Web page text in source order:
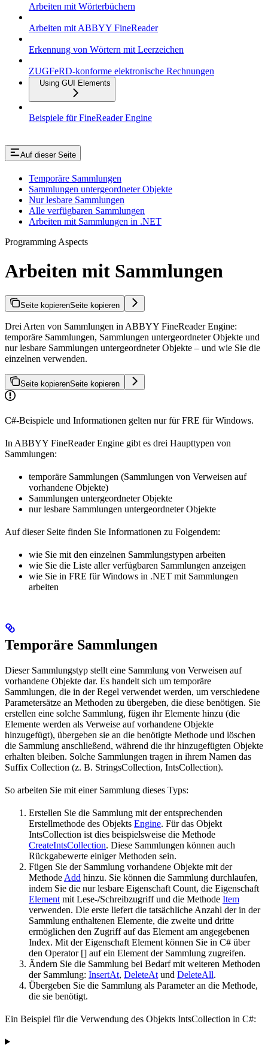
Arbeiten mit Wörterbüchern
Arbeiten mit ABBYY FineReader
Erkennung von Wörtern mit Leerzeichen
ZUGFeRD-konforme elektronische Rechnungen
Using GUI Elements
Beispiele für FineReader Engine
Auf dieser Seite
Temporäre Sammlungen
Sammlungen untergeordneter Objekte
Nur lesbare Sammlungen
Alle verfügbaren Sammlungen
Arbeiten mit Sammlungen in .NET
Programming Aspects
Arbeiten mit Sammlungen
Seite kopierenSeite kopieren
Drei Arten von Sammlungen in ABBYY FineReader Engine:
temporäre Sammlungen, Sammlungen untergeordneter Objekte und
nur lesbare Sammlungen untergeordneter Objekte – und wie Sie die
einzelnen verwenden.
Seite kopierenSeite kopieren
C#-Beispiele und Informationen gelten nur für FRE für Windows.
In ABBYY FineReader Engine gibt es drei Haupttypen von
Sammlungen:
temporäre Sammlungen (Sammlungen von Verweisen auf
vorhandene Objekte)
Sammlungen untergeordneter Objekte
nur lesbare Sammlungen untergeordneter Objekte
Auf dieser Seite finden Sie Informationen zu Folgendem:
wie Sie mit den einzelnen Sammlungstypen arbeiten
wie Sie die Liste aller verfügbaren Sammlungen anzeigen
wie Sie in FRE für Windows in .NET mit Sammlungen
arbeiten
Temporäre Sammlungen
Dieser Sammlungstyp stellt eine Sammlung von Verweisen auf
vorhandene Objekte dar. Es handelt sich um temporäre
Sammlungen, die in der Regel verwendet werden, um verschiedene
Parametersätze an Methoden zu übergeben, die diese benötigen. Sie
erstellen eine solche Sammlung, fügen ihr Elemente hinzu (die
Elemente werden als Verweise auf vorhandene Objekte
hinzugefügt), übergeben sie an die benötigte Methode und löschen
die Sammlung anschließend, während die ihr hinzugefügten Objekte
erhalten bleiben. Solche Sammlungen tragen in ihrem Namen das
Suffix Collection (z. B. StringsCollection, IntsCollection).
So arbeiten Sie mit einer Sammlung dieses Typs:
Erstellen Sie die Sammlung mit der entsprechenden
Erstellmethode des Objekts Engine. Für das Objekt
IntsCollection ist dies beispielsweise die Methode
CreateIntsCollection. Diese Sammlungen können auch
Rückgabewerte einiger Methoden sein.
Fügen Sie der Sammlung vorhandene Objekte mit der
Methode Add hinzu. Sie können die Sammlung durchlaufen,
indem Sie die nur lesbare Eigenschaft Count, die Eigenschaft
Element mit Lese-/Schreibzugriff und die Methode Item
verwenden. Die erste liefert die tatsächliche Anzahl der in der
Sammlung enthaltenen Elemente, die zweite und dritte
ermöglichen den Zugriff auf das Element am angegebenen
Index. Mit der Eigenschaft Element können Sie in C# über
den Operator [] auf ein Element der Sammlung zugreifen.
Ändern Sie die Sammlung bei Bedarf mit weiteren Methoden
der Sammlung: InsertAt, DeleteAt und DeleteAll.
Übergeben Sie die Sammlung als Parameter an die Methode,
die sie benötigt.
Ein Beispiel für die Verwendung des Objekts IntsCollection in C#: